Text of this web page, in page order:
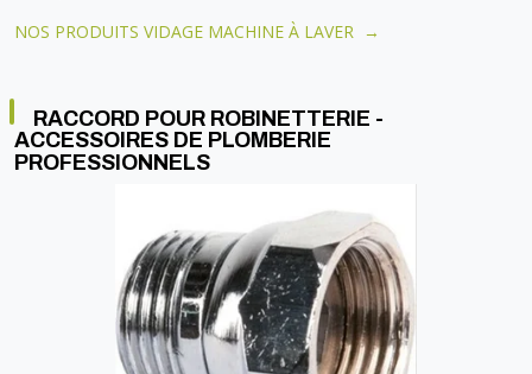
NOS PRODUITS VIDAGE MACHINE À LAVER →
RACCORD POUR ROBINETTERIE -
ACCESSOIRES DE PLOMBERIE
PROFESSIONNELS